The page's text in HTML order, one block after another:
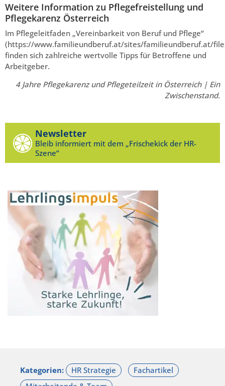
Weitere Information zu Pflegefreistellung und
Pflegekarenz Österreich
Im Pflegeleitfaden „Vereinbarkeit von Beruf und Pflege“
(https://www.familieundberuf.at/sites/familieundberuf.at/
finden sich zahlreiche wertvolle Tipps für Betroffene und
Arbeitgeber.
4 Jahre Pflegekarenz und Pflegeteilzeit in Österreich | Ein
Zwischenstand.
Newsletter
Bleib informiert mit dem „Frischekick der HR-
Szene“
Kategorien: